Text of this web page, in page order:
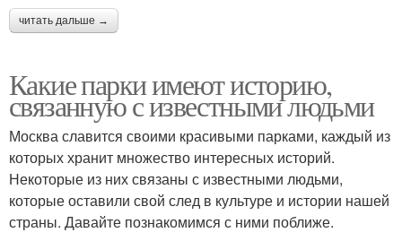
читать дальше →
Какие парки имеют историю,
связанную с известными людьми
Москва славится своими красивыми парками, каждый из
которых хранит множество интересных историй.
Некоторые из них связаны с известными людьми,
которые оставили свой след в культуре и истории нашей
страны. Давайте познакомимся с ними поближе.